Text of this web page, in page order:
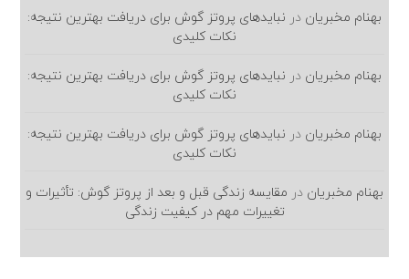
بهنام مخبریان در نبایدهای پروتز گوش برای دریافت بهترین نتیجه:
نکات کلیدی
بهنام مخبریان در نبایدهای پروتز گوش برای دریافت بهترین نتیجه:
نکات کلیدی
بهنام مخبریان در نبایدهای پروتز گوش برای دریافت بهترین نتیجه:
نکات کلیدی
بهنام مخبریان در مقایسه زندگی قبل و بعد از پروتز گوش: تأثیرات و
تغییرات مهم در کیفیت زندگی